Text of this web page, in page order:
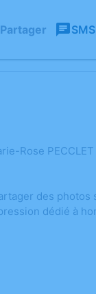
Partager SMS
Rose
des
dédié à